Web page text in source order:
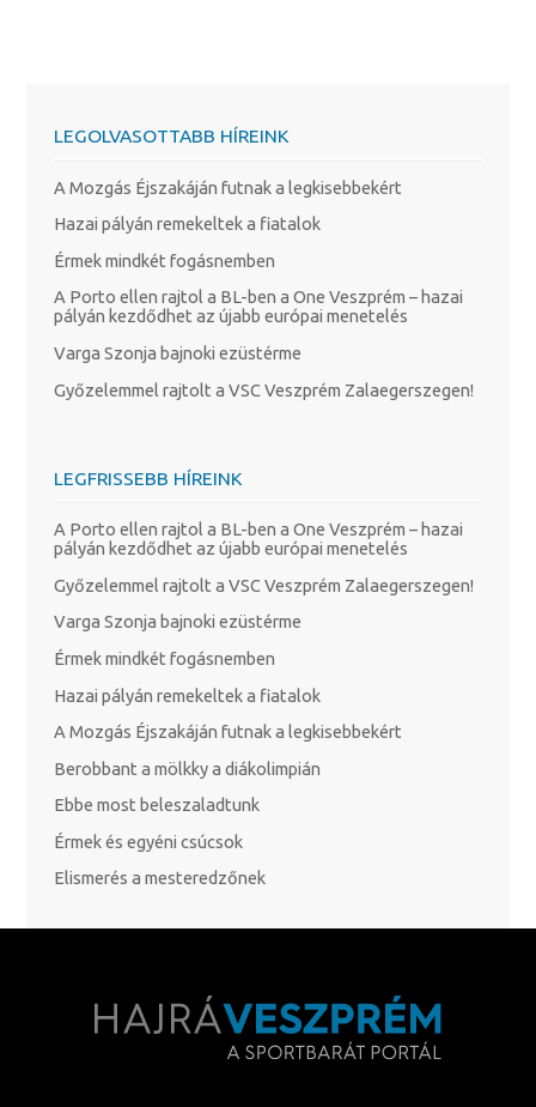
LEGOLVASOTTABB HÍREINK
A Mozgás Éjszakáján futnak a legkisebbekért
Hazai pályán remekeltek a fiatalok
Érmek mindkét fogásnemben
A Porto ellen rajtol a BL-ben a One Veszprém – hazai
pályán kezdődhet az újabb európai menetelés
Varga Szonja bajnoki ezüstérme
Győzelemmel rajtolt a VSC Veszprém Zalaegerszegen!
LEGFRISSEBB HÍREINK
A Porto ellen rajtol a BL-ben a One Veszprém – hazai
pályán kezdődhet az újabb európai menetelés
Győzelemmel rajtolt a VSC Veszprém Zalaegerszegen!
Varga Szonja bajnoki ezüstérme
Érmek mindkét fogásnemben
Hazai pályán remekeltek a fiatalok
A Mozgás Éjszakáján futnak a legkisebbekért
Berobbant a mölkky a diákolimpián
Ebbe most beleszaladtunk
Érmek és egyéni csúcsok
Elismerés a mesteredzőnek